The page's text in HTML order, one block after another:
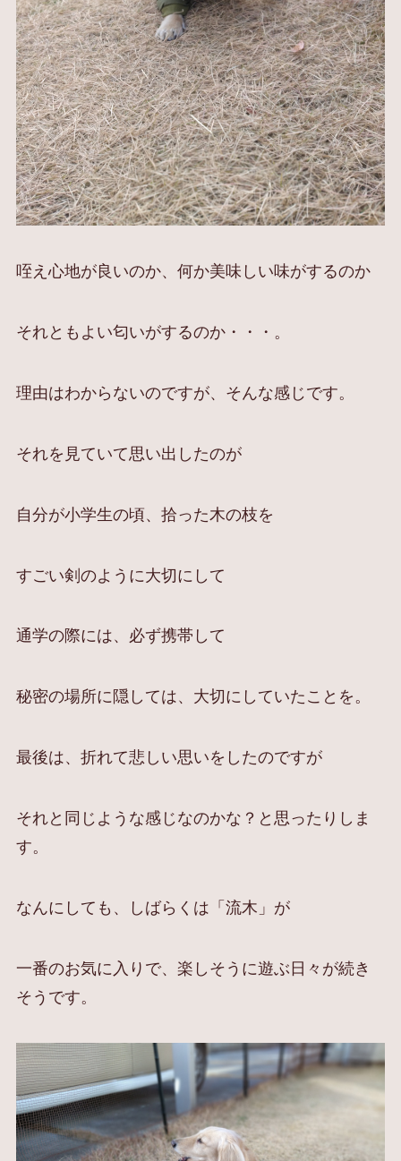
咥え心地が良いのか、何か美味しい味がするのか
それともよい匂いがするのか・・・。
理由はわからないのですが、そんな感じです。
それを見ていて思い出したのが
自分が小学生の頃、拾った木の枝を
すごい剣のように大切にして
通学の際には、必ず携帯して
秘密の場所に隠しては、大切にしていたことを。
最後は、折れて悲しい思いをしたのですが
それと同じような感じなのかな？と思ったりしま
す。
なんにしても、しばらくは「流木」が
一番のお気に入りで、楽しそうに遊ぶ日々が続き
そうです。